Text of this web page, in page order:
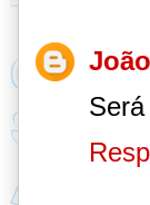
João